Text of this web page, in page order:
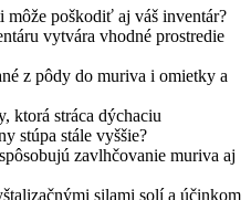
poškodiť aj váš inventár?
vytvára vhodné prostredie
z pôdy do muriva i omietky a
ktorá stráca dýchaciu
stúpa stále vyššie?
zavlhčovanie muriva aj
silami solí a účinkom